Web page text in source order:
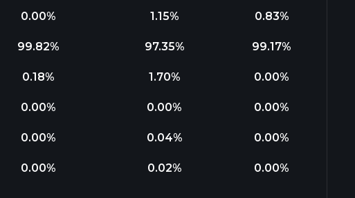
0.00% 1.15% 0.83%
99.82% 97.35% 99.17%
0.18% 1.70% 0.00%
0.00% 0.00% 0.00%
0.00% 0.04% 0.00%
0.00% 0.02% 0.00%